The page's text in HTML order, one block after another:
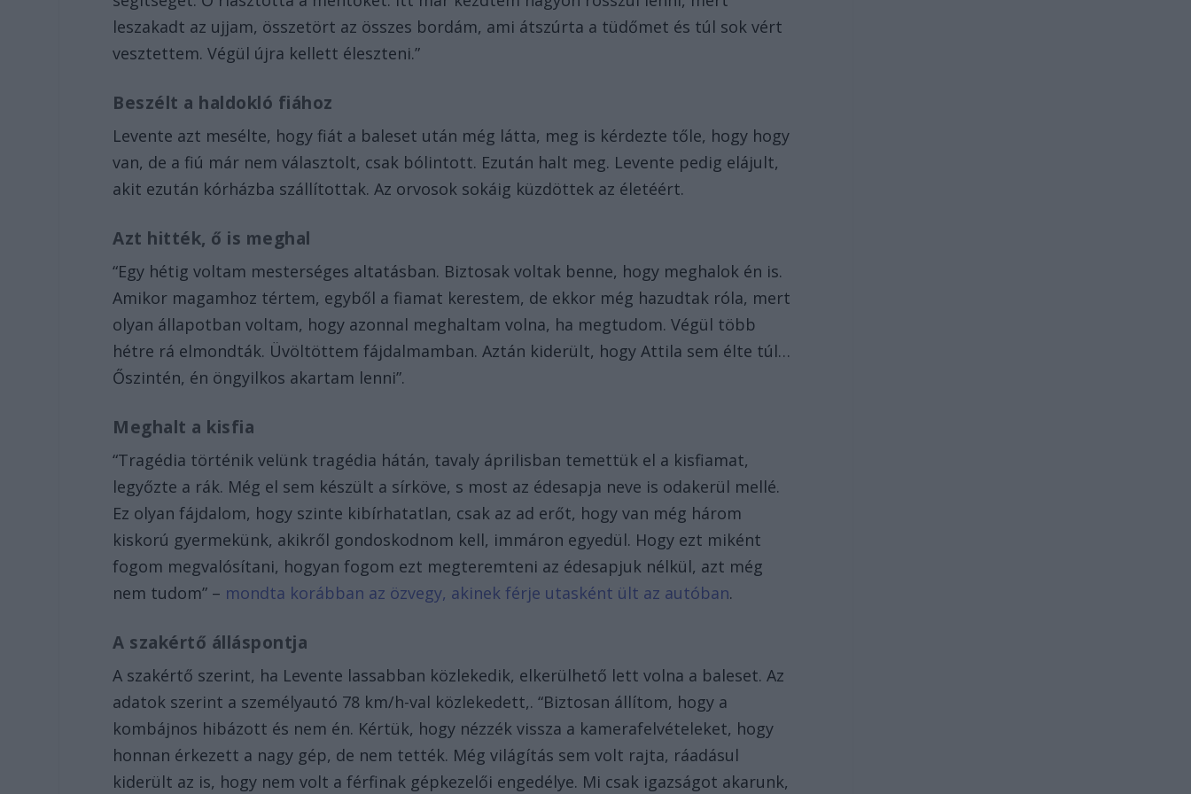
leszakadt az ujjam, összetört az összes bordám, ami átszúrta a tüdőmet és túl sok vért
vesztettem. Végül újra kellett éleszteni.”
Beszélt a haldokló fiához
Levente azt mesélte, hogy fiát a baleset után még látta, meg is kérdezte tőle, hogy hogy
van, de a fiú már nem választolt, csak bólintott. Ezután halt meg. Levente pedig elájult,
akit ezután kórházba szállítottak. Az orvosok sokáig küzdöttek az életéért.
Azt hitték, ő is meghal
“Egy hétig voltam mesterséges altatásban. Biztosak voltak benne, hogy meghalok én is.
Amikor magamhoz tértem, egyből a fiamat kerestem, de ekkor még hazudtak róla, mert
olyan állapotban voltam, hogy azonnal meghaltam volna, ha megtudom. Végül több
hétre rá elmondták. Üvöltöttem fájdalmamban. Aztán kiderült, hogy Attila sem élte túl…
Őszintén, én öngyilkos akartam lenni”.
Meghalt a kisfia
“Tragédia történik velünk tragédia hátán, tavaly áprilisban temettük el a kisfiamat,
legyőzte a rák. Még el sem készült a sírköve, s most az édesapja neve is odakerül mellé.
Ez olyan fájdalom, hogy szinte kibírhatatlan, csak az ad erőt, hogy van még három
kiskorú gyermekünk, akikről gondoskodnom kell, immáron egyedül. Hogy ezt miként
fogom megvalósítani, hogyan fogom ezt megteremteni az édesapjuk nélkül, azt még
nem tudom” – mondta korábban az özvegy, akinek férje utasként ült az autóban.
A szakértő álláspontja
A szakértő szerint, ha Levente lassabban közlekedik, elkerülhető lett volna a baleset. Az
adatok szerint a személyautó 78 km/h-val közlekedett,. “Biztosan állítom, hogy a
kombájnos hibázott és nem én. Kértük, hogy nézzék vissza a kamerafelvételeket, hogy
honnan érkezett a nagy gép, de nem tették. Még világítás sem volt rajta, ráadásul
kiderült az is, hogy nem volt a férfinak gépkezelői engedélye. Mi csak igazságot akarunk,